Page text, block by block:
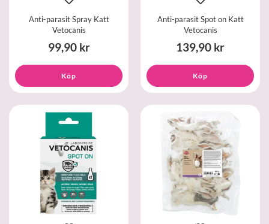
Anti-parasit Spray Katt
Vetocanis
99,90 kr
Köp
Anti-parasit Spot on Katt
Vetocanis
139,90 kr
Köp